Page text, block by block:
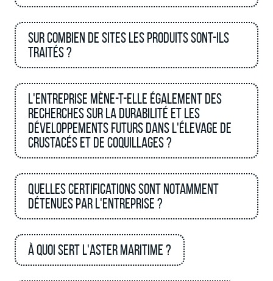
Sur combien de sites les produits sont-ils
traités ?
L'entreprise mène-t-elle également des
recherches sur la durabilité et les
développements futurs dans l'élevage de
crustacés et de coquillages ?
Quelles certifications sont notamment
détenues par l'entreprise ?
À quoi sert l'aster maritime ?